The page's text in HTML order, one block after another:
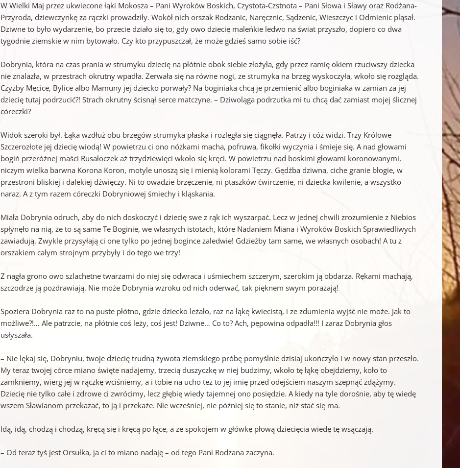
W Wielki Maj przez ukwiecone łąki Mokosza – Pani Wyroków Boskich, Czystota-Czstnota – Pani Słowa i Sławy oraz Rodżana-
Przyroda, dziewczynkę za rączki prowadziły. Wokół nich orszak Rodzanic, Naręcznic, Sądzenic, Wieszczyc i Odmienic pląsał.
Dziwne to było wydarzenie, bo przecie działo się to, gdy owo dziecię maleńkie ledwo na świat przyszło, dopiero co dwa
tygodnie ziemskie w nim bytowało. Czy kto przypuszczał, że może gdzieś samo sobie iść?
Dobrynia, która na czas prania w strumyku dziecię na płótnie obok siebie złożyła, gdy przez ramię okiem rzuciwszy dziecka
nie znalazła, w przestrach okrutny wpadła. Zerwała się na równe nogi, ze strumyka na brzeg wyskoczyła, wkoło się rozgląda.
Czyżby Męcice, Bylice albo Mamuny jej dziecko porwały? Na boginiaka chcą je przemienić albo boginiaka w zamian za jej
dziecię tutaj podrzucić?! Strach okrutny ścisnął serce matczyne. – Dziwoląga podrzutka mi tu chcą dać zamiast mojej ślicznej
córeczki?
Widok szeroki był. Łąka wzdłuż obu brzegów strumyka płaska i rozległa się ciągnęła. Patrzy i cóż widzi. Trzy Królowe
Szczerozłote jej dziecię wiodą! W powietrzu ci ono nóżkami macha, pofruwa, fikołki wyczynia i śmieje się. A nad głowami
bogiń przeróżnej maści Rusałoczek aż trzydziewięci wkoło się kręci. W powietrzu nad boskimi głowami koronowanymi,
niczym wielka barwna Korona Koron, motyle unoszą się i mienią kolorami Tęczy. Gędźba dziwna, ciche granie błogie, w
przestroni bliskiej i dalekiej dźwięczy. Ni to owadzie brzęczenie, ni ptaszków ćwirczenie, ni dziecka kwilenie, a wszystko
naraz. A z tym razem córeczki Dobryniowej śmiechy i kląskania.
Miała Dobrynia odruch, aby do nich doskoczyć i dziecię swe z rąk ich wyszarpać. Lecz w jednej chwili zrozumienie z Niebios
spłynęło na nią, że to są same Te Boginie, we własnych istotach, które Nadaniem Miana i Wyroków Boskich Sprawiedliwych
zawiadują. Zwykle przysyłają ci one tylko po jednej bogince zaledwie! Gdzieżby tam same, we własnych osobach! A tu z
orszakiem całym strojnym przybyły i do tego we trzy!
Z nagła grono owo szlachetne twarzami do niej się odwraca i uśmiechem szczerym, szerokim ją obdarza. Rękami machają,
szczodrze ją pozdrawiają. Nie może Dobrynia wzroku od nich oderwać, tak pięknem swym porażają!
Spoziera Dobrynia raz to na puste płótno, gdzie dziecko leżało, raz na łąkę kwiecistą, i ze zdumienia wyjść nie może. Jak to
możliwe?!… Ale patrzcie, na płótnie coś leży, coś jest! Dziwne… Co to? Ach, pępowina odpadła!!! I zaraz Dobrynia głos
usłyszała.
– Nie lękaj się, Dobryniu, twoje dziecię trudną żywota ziemskiego próbę pomyślnie dzisiaj ukończyło i w nowy stan przeszło.
My teraz twojej córce miano święte nadajemy, trzecią duszyczkę w niej budzimy, wkoło tę łąkę obejdziemy, koło to
zamkniemy, wierg jej w rączkę wciśniemy, a i tobie na ucho też to jej imię przed odejściem naszym szepnąć zdążymy.
Dziecię nie tylko całe i zdrowe ci zwrócimy, lecz głębię wiedy tajemnej ono posiędzie. A kiedy na tyle dorośnie, aby tę wiedę
wszem Sławianom przekazać, to ją i przekaże. Nie wcześniej, nie później się to stanie, niż stać się ma.
Idą, idą, chodzą i chodzą, kręcą się i kręcą po łące, a ze spokojem w główkę płową dziecięcia wiedę tę wsączają.
– Od teraz tyś jest Orsułka, ja ci to miano nadaję – od tego Pani Rodżana zaczyna.